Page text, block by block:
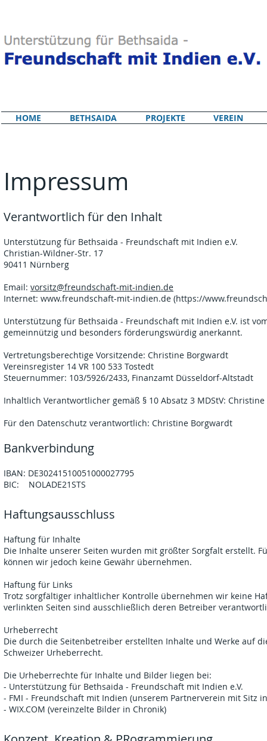
HOME BETHSAIDA PROJEKTE VEREIN
Impressum
Verantwortlich für den Inhalt
Unterstützung für Bethsaida - Freundschaft mit Indien e.V.
Christian-Wildner-Str. 17
90411 Nürnberg
Email: vorsitz@freundschaft-mit-indien.de
Internet: www.freundschaft-mit-indien.de (https://
Unterstützung für Bethsaida - Freundschaft mit Indien e.V. ist
gemeinnützig und besonders förderungswürdig anerkannt.
Vertretungsberechtige Vorsitzende: Christine Borgwardt
Vereinsregister 14 VR 100 533 Tostedt
Steuernummer: 103/5926/2433, Finanzamt Düsseldorf-Altstadt
Inhaltlich Verantwortlicher gemäß § 10 Absatz 3 MDStV:
Für den Datenschutz verantwortlich: Christine Borgwardt
Bankverbindung
IBAN: DE30241510051000027795
BIC: NOLADE21STS
Haftungsausschluss
Haftung für Inhalte
Die Inhalte unserer Seiten wurden mit größter Sorgfalt erstellt.
können wir jedoch keine Gewähr übernehmen.
Haftung für Links
Trotz sorgfältiger inhaltlicher Kontrolle übernehmen wir keine
verlinkten Seiten sind ausschließlich deren Betreiber
Urheberrecht
Die durch die Seitenbetreiber erstellten Inhalte und Werke auf
Schweizer Urheberrecht.
Die Urheberrechte für Inhalte und Bilder liegen bei:
- Unterstützung für Bethsaida - Freundschaft mit Indien e.V.
- FMI - Freundschaft mit Indien (unserem Partnerverein mit Sitz
- WIX.COM (vereinzelte Bilder in Chronik)